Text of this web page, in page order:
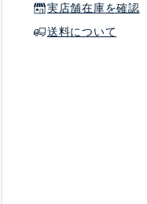
実店舗在庫を確認
送料について